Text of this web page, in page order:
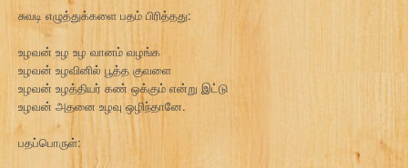
சுவடி எழுத்துக்களை பதம் பிரித்தது:
உழவன் உழ உழ வானம் வழங்க
உழவன் உழவினில் பூத்த குவளை
உழவன் உழத்தியர் கண் ஒக்கும் என்று இட்டு
உழவன் அதனை உழவு ஒழிந்தானே.
பதப்பொருள்: